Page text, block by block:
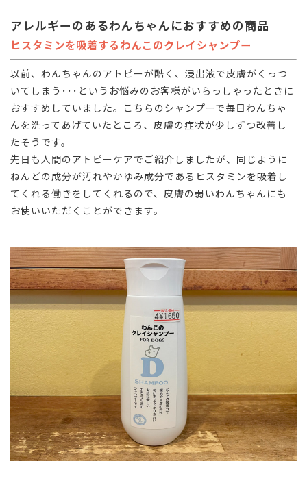
アレルギーのあるわんちゃんにおすすめの商品
ヒスタミンを吸着するわんこのクレイシャンプー
以前、わんちゃんのアトピーが酷く、浸出液で皮膚がくっつ
いてしまう･･･というお悩みのお客様がいらっしゃったときに
おすすめしていました。こちらのシャンプーで毎日わんちゃ
んを洗ってあげていたところ、皮膚の症状が少しずつ改善し
たそうです。
先日も人間のアトピーケアでご紹介しましたが、同じように
ねんどの成分が汚れやかゆみ成分であるヒスタミンを吸着し
てくれる働きをしてくれるので、皮膚の弱いわんちゃんにも
お使いいただくことができます。